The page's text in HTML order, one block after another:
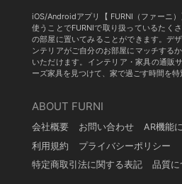
iOS/Androidアプリ【 FURNI（ファーニ
使うことでFURNIで取り扱っているたく
の部屋に置いてみることができます。デ
ンテリアがご自分のお部屋にマッチする
いただけます。インテリア・家具の通販
ーズ家具を見つけて、家で過ごす時間を特
ABOUT FURNI
会社概要 お問い合わせ AR機能
利用規約
プライバシーポリシー
特定商取引法に関する表記
品質に